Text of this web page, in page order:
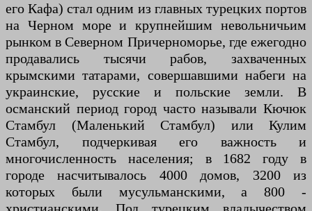
его Кафа) стал одним из главных турецких портов
на Черном море и крупнейшим невольничьим
рынком в Северном Причерноморье, где ежегодно
продавались тысячи рабов, захваченных
крымскими татарами, совершавшими набеги на
украинские, русские и польские земли. В
османский период город часто называли Кючюк
Стамбул (Маленький Стамбул) или Кулим
Стамбул, подчеркивая его важность и
многочисленность населения; в 1682 году в
городе насчитывалось 4000 домов, 3200 из
которых были мусульманскими, а 800 -